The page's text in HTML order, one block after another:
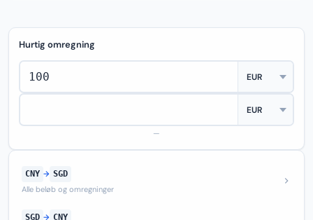
Hurtig omregning
—
CNY → SGD
Alle beløb og omregninger
SGD → CNY